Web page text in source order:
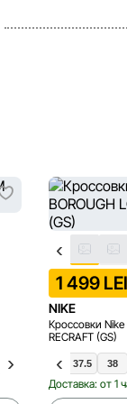
1 499 LEI
NIKE
Кроссовки Nike
RECRAFT (GS)
36.5 37.5 38
Доставка: от 1